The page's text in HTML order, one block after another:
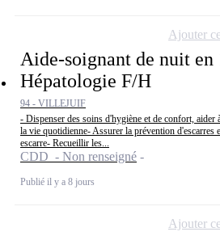
Aide-soignant de nuit en
Hépatologie F/H
94 - VILLEJUIF
- Dispenser des soins d'hygiène et de confort, aider
la vie quotidienne- Assurer la prévention d'escarres
escarre- Recueillir les...
CDD - Non renseigné
Publié il y a 8 jours
Ajouter
Ajouter